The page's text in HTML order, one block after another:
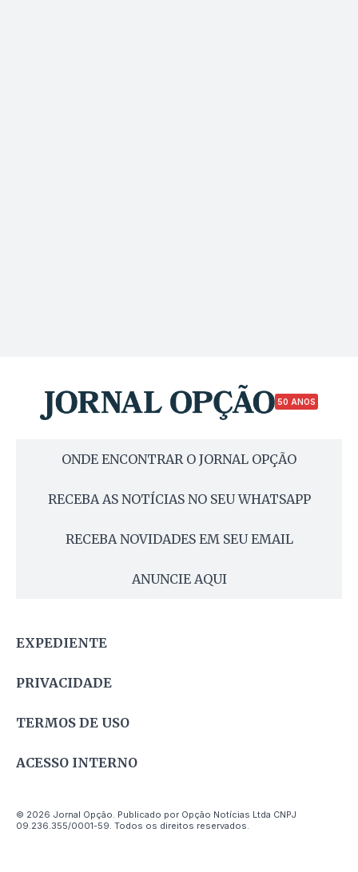
50 ANOS
ONDE ENCONTRAR O JORNAL OPÇÃO
RECEBA AS NOTÍCIAS NO SEU WHATSAPP
RECEBA NOVIDADES EM SEU EMAIL
ANUNCIE AQUI
EXPEDIENTE
PRIVACIDADE
TERMOS DE USO
ACESSO INTERNO
© 2026 Jornal Opção. Publicado por Opção Notícias Ltda CNPJ
09.236.355/0001-59. Todos os direitos reservados.